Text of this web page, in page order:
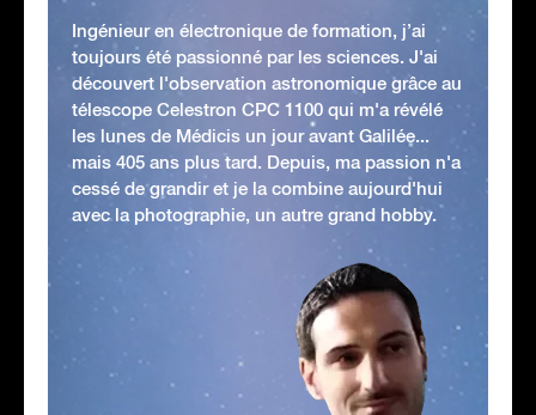
Ingénieur en électronique de formation, j’ai
toujours été passionné par les sciences. J'ai
découvert l'observation astronomique grâce au
télescope Celestron CPC 1100 qui m'a révélé
les lunes de Médicis un jour avant Galilée...
mais 405 ans plus tard. Depuis, ma passion n'a
cessé de grandir et je la combine aujourd'hui
avec la photographie, un autre grand hobby.